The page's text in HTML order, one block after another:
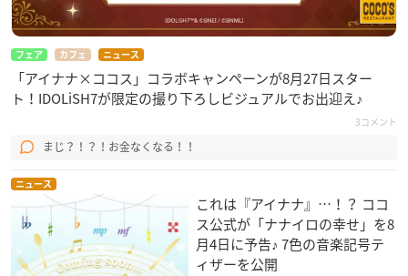
フェア カフェ ニュース
「アイナナ×ココス」コラボキャンペーンが8月27日スター
ト！IDOLiSH7が限定の撮り下ろしビジュアルでお出迎え♪
3コメント
まじ？！？！お金なくなる！！
ニュース
これは『アイナナ』…！？ ココ
ス公式が「ナナイロの幸せ」を8
月4日に予告♪ 7色の音楽記号テ
ィザーを公開